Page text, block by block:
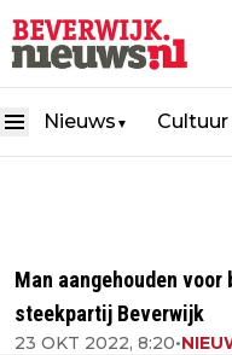
Nieuws ▼ Cultuur
Man aangehouden
steekpartij Beverwijk
23 OKT 2022, 8:20•